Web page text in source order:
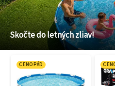
Skočte do letných zliav!
CENOPÁD